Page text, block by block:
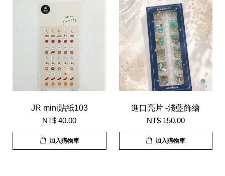
JR mini貼紙103
NT$ 40.00
加入購物車
進口亮片 -淺藍飾繪
NT$ 150.00
加入購物車